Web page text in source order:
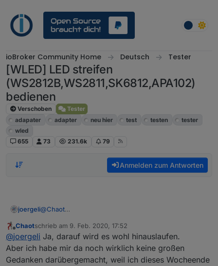
ioBroker Community Home Deutsch Tester
[WLED] LED streifen
(WS2812B,WS2811,SK6812,APA102)
bedienen
Verschoben
Tester
adapater
adapter neu hier test testen
tester
wled
655
73 231.6k 79
Anmelden zum Antworten
joergeli@Chaot
den ioBroker.wled-Adapternicht, oder?
@Chaotsagte in [WLED] LED streifen
(WS2812B,WS2811,SK6812,APA102) bedienen:
Die VIS baue ich mir mal wenn ich Zeit dazu habe.
Offline
Chaotschrieb am 9. Feb. 2020, 17:52
zuletzt editiert von
@joergeli Ja, darauf wird es wohl hinauslaufen.
Aber ich habe mir da noch wirklich keine großen
Gedanken darübergemacht, weil ich dieses Wocheende